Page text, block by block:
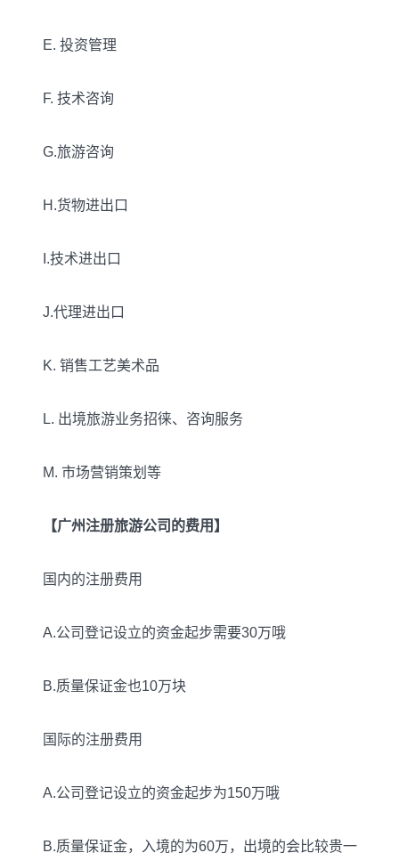
E. 投资管理
F. 技术咨询
G.旅游咨询
H.货物进出口
I.技术进出口
J.代理进出口
K. 销售工艺美术品
L. 出境旅游业务招徕、咨询服务
M. 市场营销策划等
【广州注册旅游公司的费用】
国内的注册费用
A.公司登记设立的资金起步需要30万哦
B.质量保证金也10万块
国际的注册费用
A.公司登记设立的资金起步为150万哦
B.质量保证金，入境的为60万，出境的会比较贵一